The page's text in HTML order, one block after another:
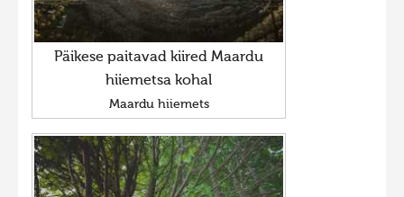
Päikese paitavad kiired Maardu
hiiemetsa kohal
Maardu hiiemets